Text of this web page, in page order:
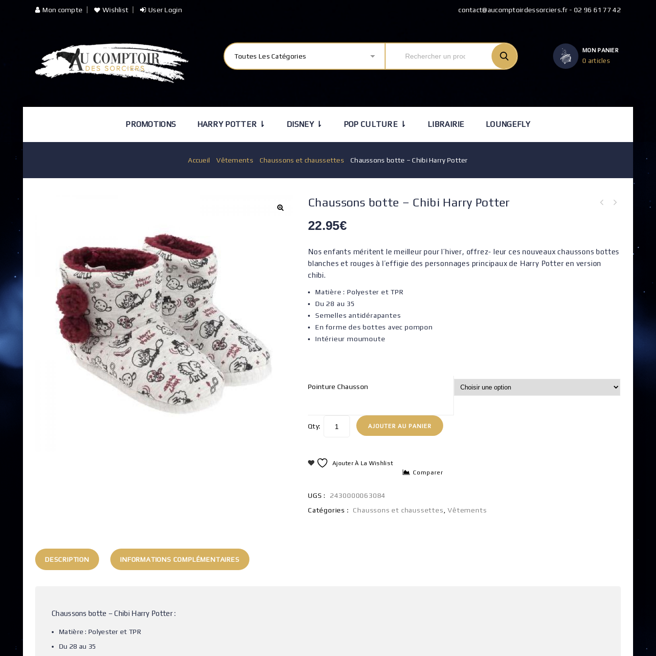
Mon compte Wishlist User Login contact@aucomptoirdessorciers.fr - 02 96 61 77 42
Toutes Les Catégories
MON PANIER
0 articles
PROMOTIONS HARRY POTTER ⇂ DISNEY ⇂ POP CULTURE ⇂ LIBRAIRIE LOUNGEFLY
Accueil /Vêtements Chaussons et chaussettes Chaussons botte – Chibi Harry Potter
Chaussons botte – Chibi Harry Potter
22.95€
Nos enfants méritent le meilleur pour l’hiver, offrez- leur ces nouveaux chaussons bottes
blanches et rouges à l’effigie des personnages principaux de Harry Potter en version
chibi.
Matière : Polyester et TPR
Du 28 au 35
Semelles antidérapantes
En forme des bottes avec pompon
Intérieur moumoute
Pointure Chausson
Qty: AJOUTER AU PANIER
Ajouter À La Wishlist
Comparer
UGS :
2430000063084
Catégories :
Chaussons et chaussettes ,Vêtements
DESCRIPTION INFORMATIONS COMPLÉMENTAIRES
Chaussons botte – Chibi Harry Potter :
Matière : Polyester et TPR
Du 28 au 35